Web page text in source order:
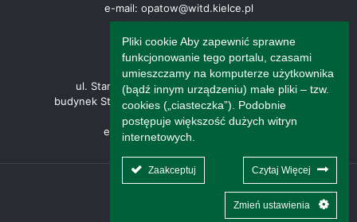
e-mail: opatow@witd.kielce.pl
Oddział Końskie
ul. Stanisława Staszica 2; 26-200 Końskie
budynek Starostwa Powiatowego, III p., pokój 307
tel.: +48 453-033-496
e-mail: konskie@witd.kielce.pl
Pliki cookie Aby zapewnić sprawne
funkcjonowanie tego portalu, czasami
umieszczamy na komputerze użytkownika
(bądź innym urządzeniu) małe pliki – tzw.
cookies („ciasteczka”). Podobnie
postępuje większość dużych witryn
internetowych.
Zaakceptuj Czytaj Więcej
Zmień ustawienia